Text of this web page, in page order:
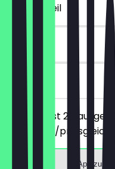
~€ 4 Vorteil
90 Tage
vor Ort
Du bestellst 2
günstigere/
App zum